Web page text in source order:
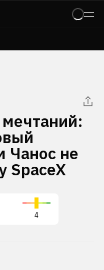
Чанос не
SpaceX
4